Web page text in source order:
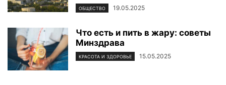
ОБЩЕСТВО 19.05.2025
Что есть и пить в жару: советы
Минздрава
КРАСОТА И ЗДОРОВЬЕ 15.05.2025